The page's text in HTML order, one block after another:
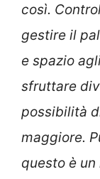
così.
gestire il
e spazio
sfruttare
possibilità
maggiore.
questo è